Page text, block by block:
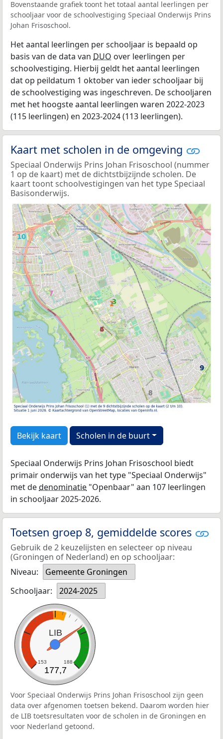
Bovenstaande grafiek toont het totaal aantal leerlingen per
schooljaar voor de schoolvestiging Speciaal Onderwijs Prins
Johan Frisoschool.
Het aantal leerlingen per schooljaar is bepaald op
basis van de data van DUO over leerlingen per
schoolvestiging. Hierbij geldt het aantal leerlingen
dat op peildatum 1 oktober van ieder schooljaar bij
de schoolvestiging was ingeschreven. De schooljaren
met het hoogste aantal leerlingen waren 2022-2023
(115 leerlingen) en 2023-2024 (113 leerlingen).
Kaart met scholen in de omgeving
Speciaal Onderwijs Prins Johan Frisoschool (nummer
1 op de kaart) met de dichtstbijzijnde scholen. De
kaart toont schoolvestigingen van het type Speciaal
Basisonderwijs.
Bekijk kaart Scholen in de buurt
Speciaal Onderwijs Prins Johan Frisoschool biedt
primair onderwijs van het type "Speciaal Onderwijs"
met dedenominatie "Openbaar" aan 107 leerlingen
in schooljaar 2025-2026.
Toetsen groep 8, gemiddelde scores
Gebruik de 2 keuzelijsten en selecteer op niveau
(Groningen of Nederland) en op schooljaar:
Niveau:
Gemeente Groningen
Schooljaar:
2024-2025
LIB
153 188
177,7
Voor Speciaal Onderwijs Prins Johan Frisoschool zijn geen
data over afgenomen toetsen bekend. Daarom worden hier
de LIB toetsresultaten voor de scholen in de Groningen en
voor Nederland getoond.